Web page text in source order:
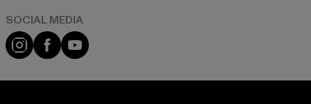
Instagram
FacebookYouTube